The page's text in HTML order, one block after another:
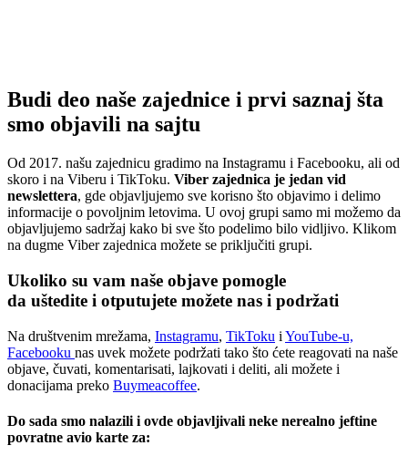
Budi deo naše zajednice i prvi saznaj šta
smo objavili na sajtu
Od 2017. našu zajednicu gradimo na Instagramu i Facebooku, ali od
skoro i na Viberu i TikToku. Viber zajednica je jedan vid
newslettera, gde objavljujemo sve korisno što objavimo i delimo
informacije o povoljnim letovima. U ovoj grupi samo mi možemo da
objavljujemo sadržaj kako bi sve što podelimo bilo vidljivo. Klikom
na dugme Viber zajednica možete se priključiti grupi.
Ukoliko su vam naše objave pomogle
da uštedite i otputujete možete nas i podržati
Na društvenim mrežama, Instagramu, TikToku i YouTube-u,
Facebooku nas uvek možete podržati tako što ćete reagovati na naše
objave, čuvati, komentarisati, lajkovati i deliti, ali možete i
donacijama preko Buymeacoffee.
Do sada smo nalazili i ovde objavljivali neke nerealno jeftine
povratne avio karte za: